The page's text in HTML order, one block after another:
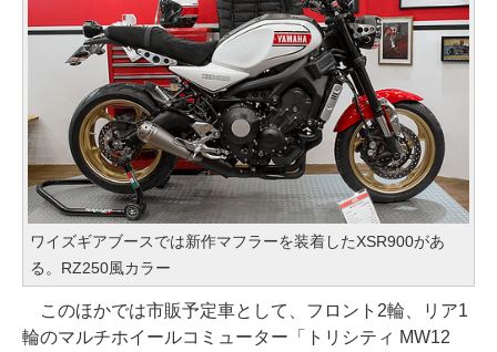
ワイズギアブースでは新作マフラーを装着したXSR900があ
る。RZ250風カラー
このほかでは市販予定車として、フロント2輪、リア1
輪のマルチホイールコミューター「トリシティ MW12